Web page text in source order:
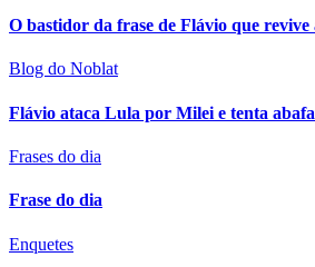
O bastidor da frase de Flávio que
Blog do Noblat
Flávio ataca Lula por Milei e tenta
Frases do dia
Frase do dia
Enquetes